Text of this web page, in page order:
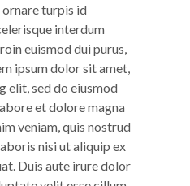
turpis id
interdum
euismod dui purus,
ipsum dolor sit amet,
elit, sed do eiusmod
et dolore magna
veniam, quis nostrud
nisi ut aliquip ex
Duis aute irure dolor